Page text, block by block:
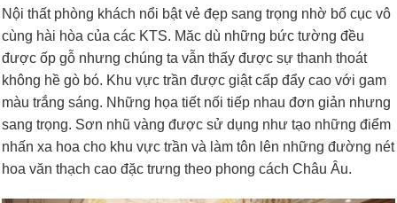
Nội thất phòng khách nổi bật vẻ đẹp sang trọng nhờ bố cục vô
cùng hài hòa của các KTS. Măc dù những bức tường đều
được ốp gỗ nhưng chúng ta vẫn thấy được sự thanh thoát
không hề gò bó. Khu vực trần được giật cấp đẩy cao với gam
màu trắng sáng. Những họa tiết nối tiếp nhau đơn giản nhưng
sang trọng. Sơn nhũ vàng được sử dụng như tạo những điểm
nhấn xa hoa cho khu vực trần và làm tôn lên những đường nét
hoa văn thạch cao đặc trưng theo phong cách Châu Âu.